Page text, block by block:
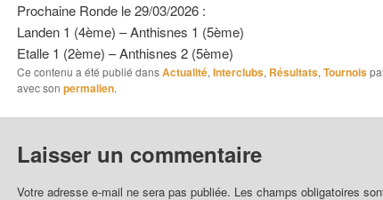
Prochaine Ronde le 29/03/2026 :
Landen 1 (4ème) – Anthisnes 1 (5ème)
Etalle 1 (2ème) – Anthisnes 2 (5ème)
Ce contenu a été publié dansActualité, Interclubs, Résultats, Tournois
avec son permalien.
Laisser un commentaire
Votre adresse e-mail ne sera pas publiée. Les champs obligatoires